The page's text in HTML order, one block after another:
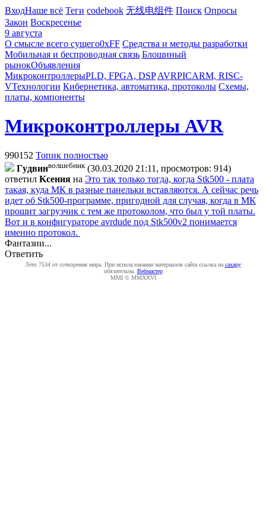
ВходНаше всё Теги codebook 无线电组件 Поиск Опросы
Закон Воскресенье
9 августа
О смысле всего сущего0xFF Средства и методы разработки
Мобильная и беспроводная связь Блошиный
рынокОбъявления
МикроконтроллерыPLD, FPGA, DSP AVRPICARM, RISC-
VТехнологии Кибернетика, автоматика, протоколы Схемы,
платы, компоненты
Микроконтроллеры AVR
990152 Топик полностью
Гyдвинволшебник (30.03.2020 21:11, просмотров: 914)
ответил Kceния на Это так только тогда, когда Stk500 - плата
такая, куда МК в разные панельки вставляются. А сейчас речь
идет об Stk500-программе, пригодной для случая, когда в МК
прошит загрузчик с тем же протоколом, что был у той платы.
Вот и в конфигураторе avrdude под Stk500v2 понимается
именно протокол.
Фантазии...
Ответить
Лето 7534 от сотворения мира. При использовании материалов сайта ссылка на caxapу
обязательна. Вебмастер
MMI © MMXXVI